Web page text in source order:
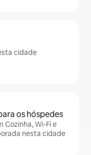
cidade
os hóspedes
Cozinha, Wi-Fi e
nesta cidade